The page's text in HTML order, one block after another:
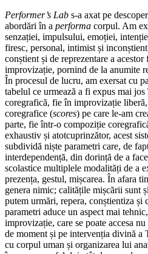
Performer’s Lab s-a axat pe
abordări în a performa corpul. Am
senzației, impulsului, emoției,
firesc, personal, intimist și
conștient și de reprezentare a
improvizație, pornind de la anumite
În procesul de lucru, am exersat cu
tabelul ce urmează a fi expus mai
coregrafică, fie în improvizație
coregrafice (scores) pe care le-am
parte, fie într-o compoziție
exhaustiv și atotcuprinzător, acest
subdividă niște parametri care, de
interdependență, din dorință de a
scolastice multiplele modalități de a
prezența, gestul, mișcarea. În afara
genera nimic; calitățile mișcării sunt
putem urmări, repera, conștientiza și
parametri aduce un aspect mai
improvizație, care se poate accesa
de moment și pe intervenția divină a
cu corpul uman și organizarea lui